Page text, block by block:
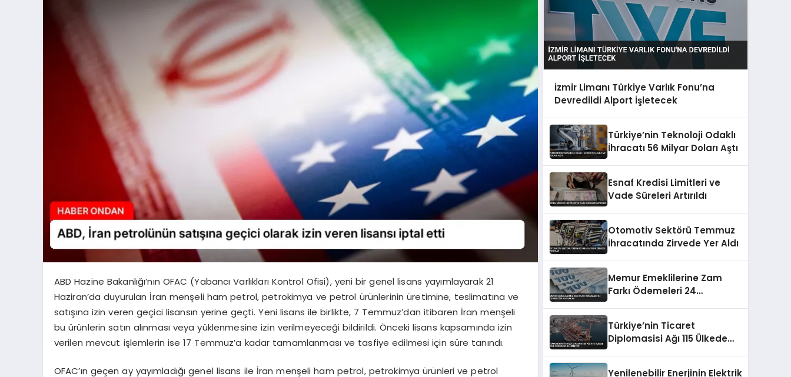
ABD Hazine Bakanlığı’nın OFAC (Yabancı Varlıkları Kontrol Ofisi), yeni bir genel lisans yayımlayarak 21
Haziran’da duyurulan İran menşeli ham petrol, petrokimya ve petrol ürünlerinin üretimine, teslimatına ve
satışına izin veren geçici lisansın yerine geçti. Yeni lisans ile birlikte, 7 Temmuz’dan itibaren İran menşeli
bu ürünlerin satın alınması veya yüklenmesine izin verilmeyeceği bildirildi. Önceki lisans kapsamında izin
verilen mevcut işlemlerin ise 17 Temmuz’a kadar tamamlanması ve tasfiye edilmesi için süre tanındı.
OFAC’ın geçen ay yayımladığı genel lisans ile İran menşeli ham petrol, petrokimya ürünleri ve petrol
İzmir Limanı Türkiye Varlık Fonu’na
Devredildi Alport İşletecek
Türkiye’nin Teknoloji Odaklı
İhracatı 56 Milyar Doları Aştı
Esnaf Kredisi Limitleri ve
Vade Süreleri Artırıldı
Otomotiv Sektörü Temmuz
İhracatında Zirvede Yer Aldı
Memur Emeklilerine Zam
Farkı Ödemeleri 24
Türkiye’nin Ticaret
Diplomasisi Ağı 115 Ülkede
Yenilenebilir Enerjinin Elektrik